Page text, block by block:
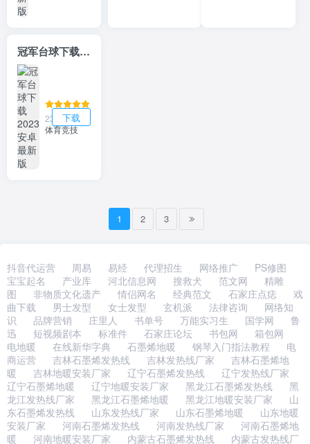
冠军台球下载2023安卓最新版
236MB
体育竞技
下载
1 2 3
抖音代运营 周易 易经 代理招生 网络推广
PS修图
宝宝起名
产业库 河北信息网 搜救犬 范文网
精雕
图
非物质文化遗产 情侣网名 经典范文 石家庄点痣
戏
曲下载
男士发型 女士发型 玄机派 法律咨询
网络知
识
品牌营销 庄里人 书单号 万能实习生 国学网
鲁
迅
短视频剧本 标准件 石家庄论坛 书包网
箱包网
电地暖
在线新华字典 石墨烯地暖 钢琴入门指法教程
电
商运营
吉林石墨烯发热线 吉林发热线厂家
吉林石墨烯地
暖
吉林地暖安装厂家 辽宁石墨烯发热线
辽宁发热线厂家
辽宁石墨烯地暖
辽宁地暖安装厂家 黑龙江石墨烯发热线
黑
龙江发热线厂家
黑龙江石墨烯地暖 黑龙江地暖安装厂家
山
东石墨烯发热线
山东发热线厂家 山东石墨烯地暖
山东地暖
安装厂家
河南石墨烯发热线 河南发热线厂家
河南石墨烯地
暖
河南地暖安装厂家 内蒙古石墨烯发热线 内蒙古发热线厂